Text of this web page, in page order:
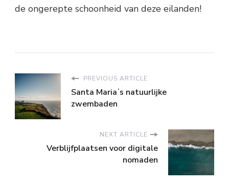
de ongerepte schoonheid van deze eilanden!
PREVIOUS ARTICLE
Santa Mariaʼs natuurlijke
zwembaden
NEXT ARTICLE
Verblijfplaatsen voor digitale
nomaden